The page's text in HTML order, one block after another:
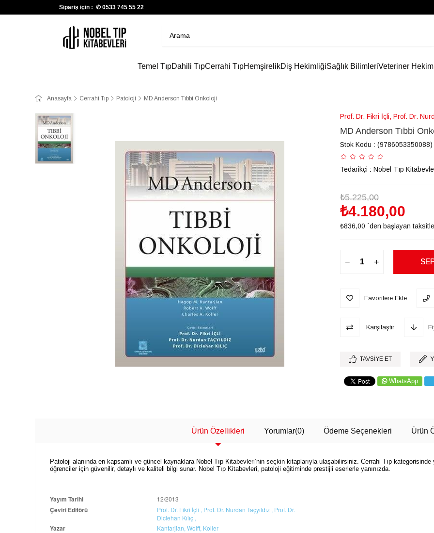
Sipariş için : ✆ 0533 745 55 22
Temel TıpDahili TıpCerrahi TıpHemşirelikDiş HekimliğiSağlık BilimleriVeteriner
Anasayfa Cerrahi Tıp Patoloji MD Anderson Tıbbi Onkoloji
Prof. Dr. Fikri İçli, Prof. Dr.
MD Anderson Tıbbi
Stok Kodu (9786053350088)
Tedarikçi : Nobel Tıp
₺5.225,00
₺4.180,00
₺836,00 `den başlayan
Favorilere Ekle
Karşılaştır
TAVSIYE ET
WhatsApp
Ürün Özellikleri Yorumlar(0) Ödeme Seçenekleri Ürün
Patoloji alanında en kapsamlı ve güncel kaynaklara Nobel Tıp Kitabevleri’nin seçkin kitaplarıyla ulaşabilirsiniz. Cerrahi Tıp
öğrenciler için güvenilir, detaylı ve kaliteli bilgi sunar. Nobel Tıp Kitabevleri, patoloji eğitiminde prestijli eserlerle yanınızda.
Yayım Tarihi 12/2013
Çeviri Editörü Prof. Dr. Fikri İçli , Prof. Dr. Nurdan Taçyıldız , Prof. Dr.
Diclehan Kılıç ,
Yazar Kantarjian, Wolff, Koller